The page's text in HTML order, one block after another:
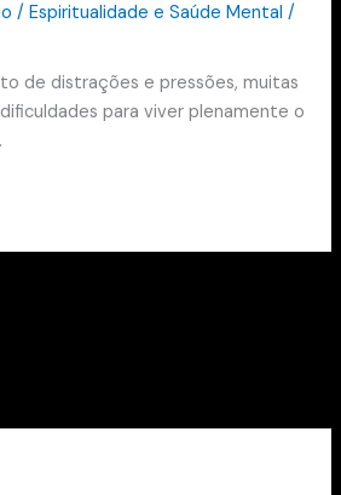
/ Espiritualidade e Saúde Mental /
de distrações e pressões, muitas
para viver plenamente o